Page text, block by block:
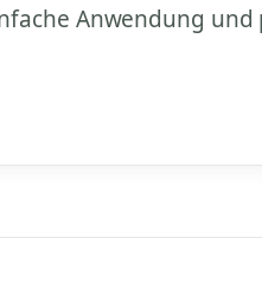
Anwendung